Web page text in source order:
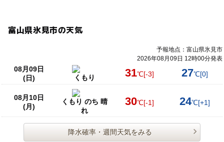
富山県氷見市の天気
予報地点：富山県氷見市
2026年08月09日 12時00分発表
08月09日
(日)
くもり 31℃[-3] 27℃[0]
08月10日
(月)
くもり のち 晴
れ
30℃[-1] 24℃[+1]
降水確率・週間天気をみる